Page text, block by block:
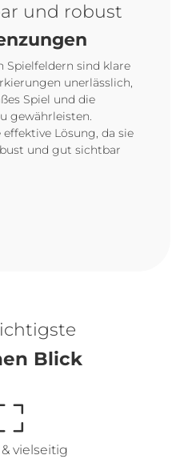
und robust
Spielfeldern sind klare
unerlässlich,
Spiel und die
gewährleisten.
Lösung, da sie
und gut sichtbar
Blick
vielseitig